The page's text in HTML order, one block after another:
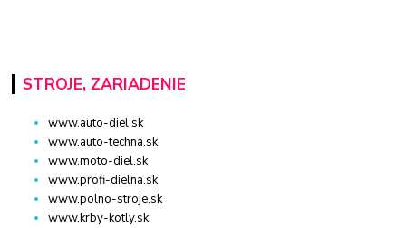
STROJE, ZARIADENIE
www.auto-diel.sk
www.auto-techna.sk
www.moto-diel.sk
www.profi-dielna.sk
www.polno-stroje.sk
www.krby-kotly.sk